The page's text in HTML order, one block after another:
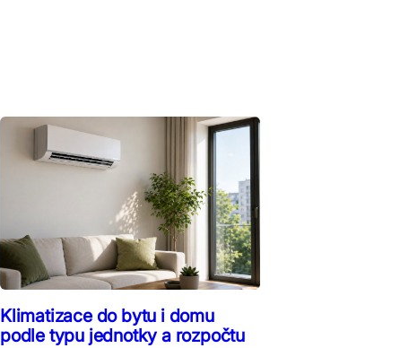
Klimatizace do bytu i domu
podle typu jednotky a rozpočtu